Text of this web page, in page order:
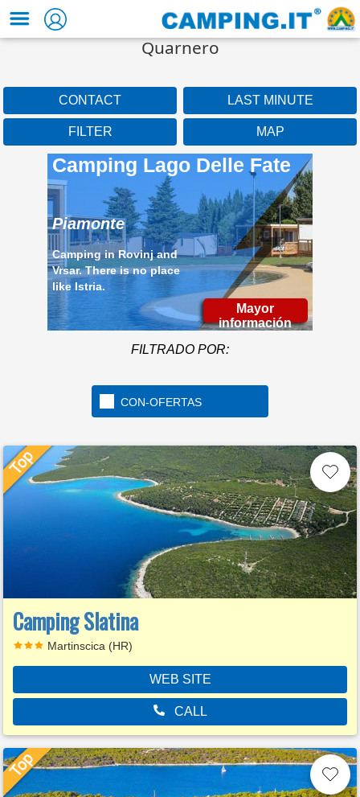
Quarnero
CONTACT LAST MINUTE
FILTER MAP
Camping Lago Delle Fate
Piamonte
Camping in Rovinj and
Vrsar. There is no place
like Istria.
Mayor
información
FILTRADO POR:
CON-OFERTAS
Camping Slatina
Martinscica (HR)
WEB SITE
CALL